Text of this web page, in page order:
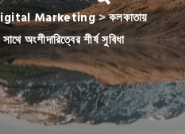
Marketing>কলকাতায়
অংশীদারিত্বের শীর্ষ সুবিধা